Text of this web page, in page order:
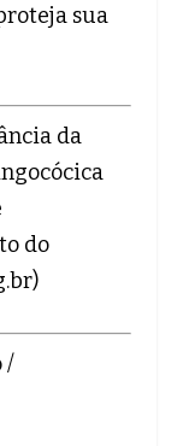
sua
da
do
)
/